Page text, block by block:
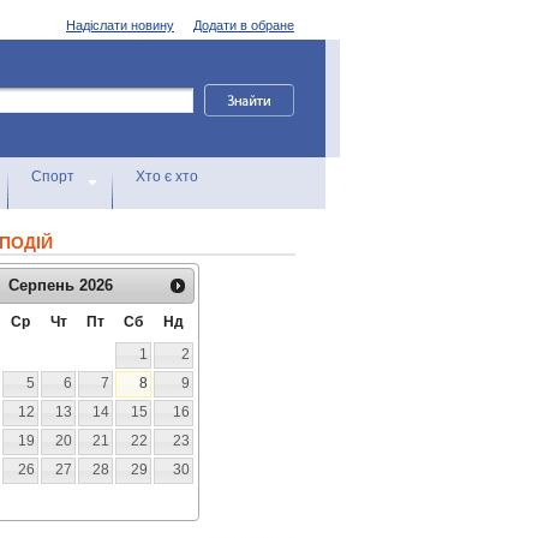
Додати в обране
Надіслати новину
Спорт Хто є хто
Серпень 2026
Ср Чт Пт Сб
Нд
1
2
5 6 7 8
9
12 13 14 15
16
19 20 21 22
23
26 27 28 29
30